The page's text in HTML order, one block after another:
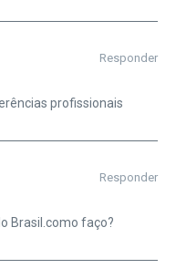
Responder
profissionais
Responder
Brasil.como faço?